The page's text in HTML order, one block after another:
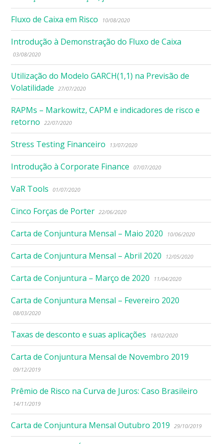
Fluxo de Caixa em Risco 10/08/2020
Introdução à Demonstração do Fluxo de Caixa
03/08/2020
Utilização do Modelo GARCH(1,1) na Previsão de
Volatilidade
27/07/2020
RAPMs – Markowitz, CAPM e indicadores de risco e
retorno
22/07/2020
Stress Testing Financeiro 13/07/2020
Introdução à Corporate Finance 07/07/2020
VaR Tools 01/07/2020
Cinco Forças de Porter 22/06/2020
Carta de Conjuntura Mensal – Maio 2020 10/06/2020
Carta de Conjuntura Mensal – Abril 2020 12/05/2020
Carta de Conjuntura – Março de 2020 11/04/2020
Carta de Conjuntura Mensal – Fevereiro 2020
08/03/2020
Taxas de desconto e suas aplicações 18/02/2020
Carta de Conjuntura Mensal de Novembro 2019
09/12/2019
Prêmio de Risco na Curva de Juros: Caso Brasileiro
14/11/2019
Carta de Conjuntura Mensal Outubro 2019 29/10/2019